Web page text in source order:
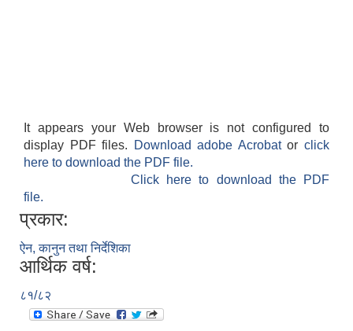
It appears your Web browser is not configured to
display PDF files.
Download adobe Acrobatorclick
here to download the PDF file.
Click here to download the PDF
file.
प्रकार:
ऐन, कानुन तथा निर्देशिका
आर्थिक वर्ष:
८१/८२